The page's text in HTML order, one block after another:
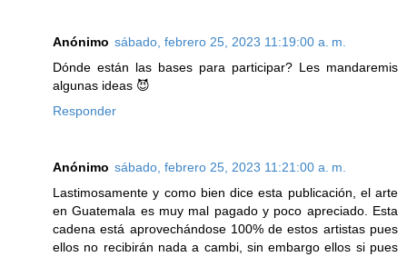
Anónimo sábado, febrero 25, 2023 11:19:00 a. m.
Dónde están las bases para participar? Les mandaremis
algunas ideas 😈
Responder
Anónimo sábado, febrero 25, 2023 11:21:00 a. m.
Lastimosamente y como bien dice esta publicación, el arte
en Guatemala es muy mal pagado y poco apreciado. Esta
cadena está aprovechándose 100% de estos artistas pues
ellos no recibirán nada a cambi, sin embargo ellos si pues